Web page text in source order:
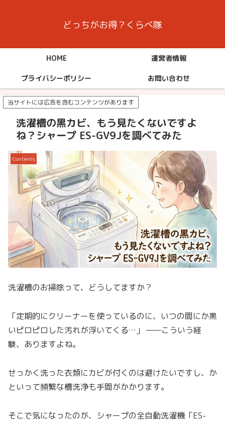
どっちがお得？くらべ隊
HOME 運営者情報
プライバシーポリシー お問い合わせ
当サイトには広告を含むコンテンツがあります
洗濯槽の黒カビ、もう見たくないですよ
ね？シャープ ES-GV9Jを調べてみた
Contents
洗濯槽のお掃除って、どうしてますか？
「定期的にクリーナーを使っているのに、いつの間にか黒
いピロピロした汚れが浮いてくる…」 ——こういう経
験、ありますよね。
せっかく洗った衣類にカビが付くのは避けたいですし、か
といって頻繁な槽洗浄も手間がかかります。
そこで気になったのが、シャープの全自動洗濯機「ES-